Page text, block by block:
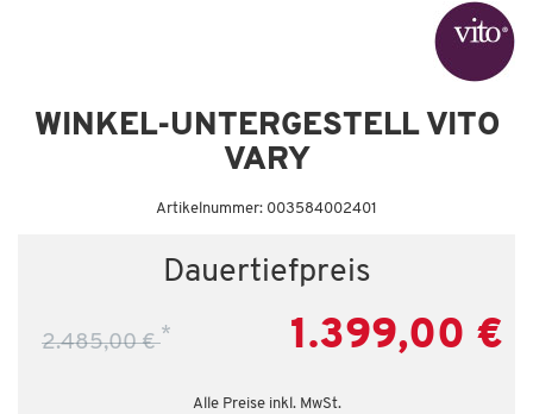
WINKEL-UNTERGESTELL VITO
VARY
Artikelnummer: 003584002401
Dauertiefpreis
2.485,00 €* 1.399,00 €
Alle Preise inkl. MwSt.